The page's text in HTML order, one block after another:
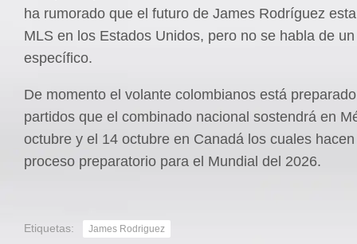
ha rumorado que el futuro de James Rodríguez
MLS en los Estados Unidos, pero no se habla de
específico.
De momento el volante colombianos está
partidos que el combinado nacional sostendrá en
octubre y el 14 octubre en Canadá los cuales
proceso preparatorio para el Mundial del 2026.
Etiquetas: James Rodriguez